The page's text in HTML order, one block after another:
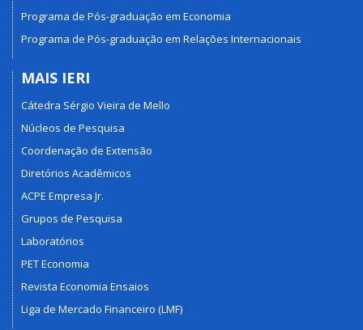
Programa de Pós-graduação em Economia
Programa de Pós-graduação em Relações Internacionais
MAIS IERI
Cátedra Sérgio Vieira de Mello
Núcleos de Pesquisa
Coordenação de Extensão
Diretórios Acadêmicos
ACPE Empresa Jr.
Grupos de Pesquisa
Laboratórios
PET Economia
Revista Economia Ensaios
Liga de Mercado Financeiro (LMF)